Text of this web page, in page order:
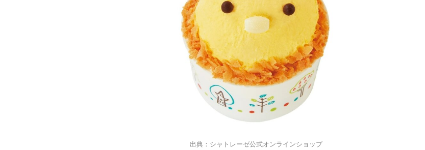
出典：シャトレーゼ公式オンラインショップ